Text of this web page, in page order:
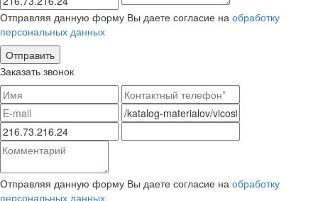
Отправляя данную форму Вы даете согласие на обработку
персональных данных
Заказать звонок
Отправляя данную форму Вы даете согласие на обработку
персональных данных